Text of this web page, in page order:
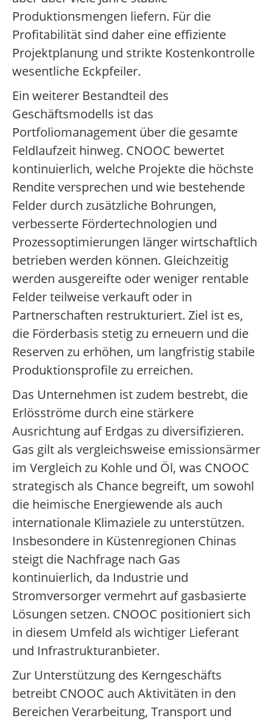
Produktionsmengen liefern. Für die
Profitabilität sind daher eine effiziente
Projektplanung und strikte Kostenkontrolle
wesentliche Eckpfeiler.
Ein weiterer Bestandteil des
Geschäftsmodells ist das
Portfoliomanagement über die gesamte
Feldlaufzeit hinweg. CNOOC bewertet
kontinuierlich, welche Projekte die höchste
Rendite versprechen und wie bestehende
Felder durch zusätzliche Bohrungen,
verbesserte Fördertechnologien und
Prozessoptimierungen länger wirtschaftlich
betrieben werden können. Gleichzeitig
werden ausgereifte oder weniger rentable
Felder teilweise verkauft oder in
Partnerschaften restrukturiert. Ziel ist es,
die Förderbasis stetig zu erneuern und die
Reserven zu erhöhen, um langfristig stabile
Produktionsprofile zu erreichen.
Das Unternehmen ist zudem bestrebt, die
Erlösströme durch eine stärkere
Ausrichtung auf Erdgas zu diversifizieren.
Gas gilt als vergleichsweise emissionsärmer
im Vergleich zu Kohle und Öl, was CNOOC
strategisch als Chance begreift, um sowohl
die heimische Energiewende als auch
internationale Klimaziele zu unterstützen.
Insbesondere in Küstenregionen Chinas
steigt die Nachfrage nach Gas
kontinuierlich, da Industrie und
Stromversorger vermehrt auf gasbasierte
Lösungen setzen. CNOOC positioniert sich
in diesem Umfeld als wichtiger Lieferant
und Infrastrukturanbieter.
Zur Unterstützung des Kerngeschäfts
betreibt CNOOC auch Aktivitäten in den
Bereichen Verarbeitung, Transport und